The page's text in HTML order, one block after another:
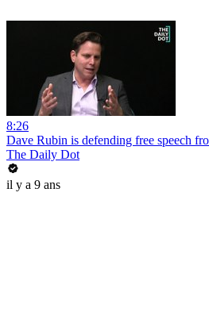
8:26
Dave Rubin is defending free speech
The Daily Dot
il y a 9 ans